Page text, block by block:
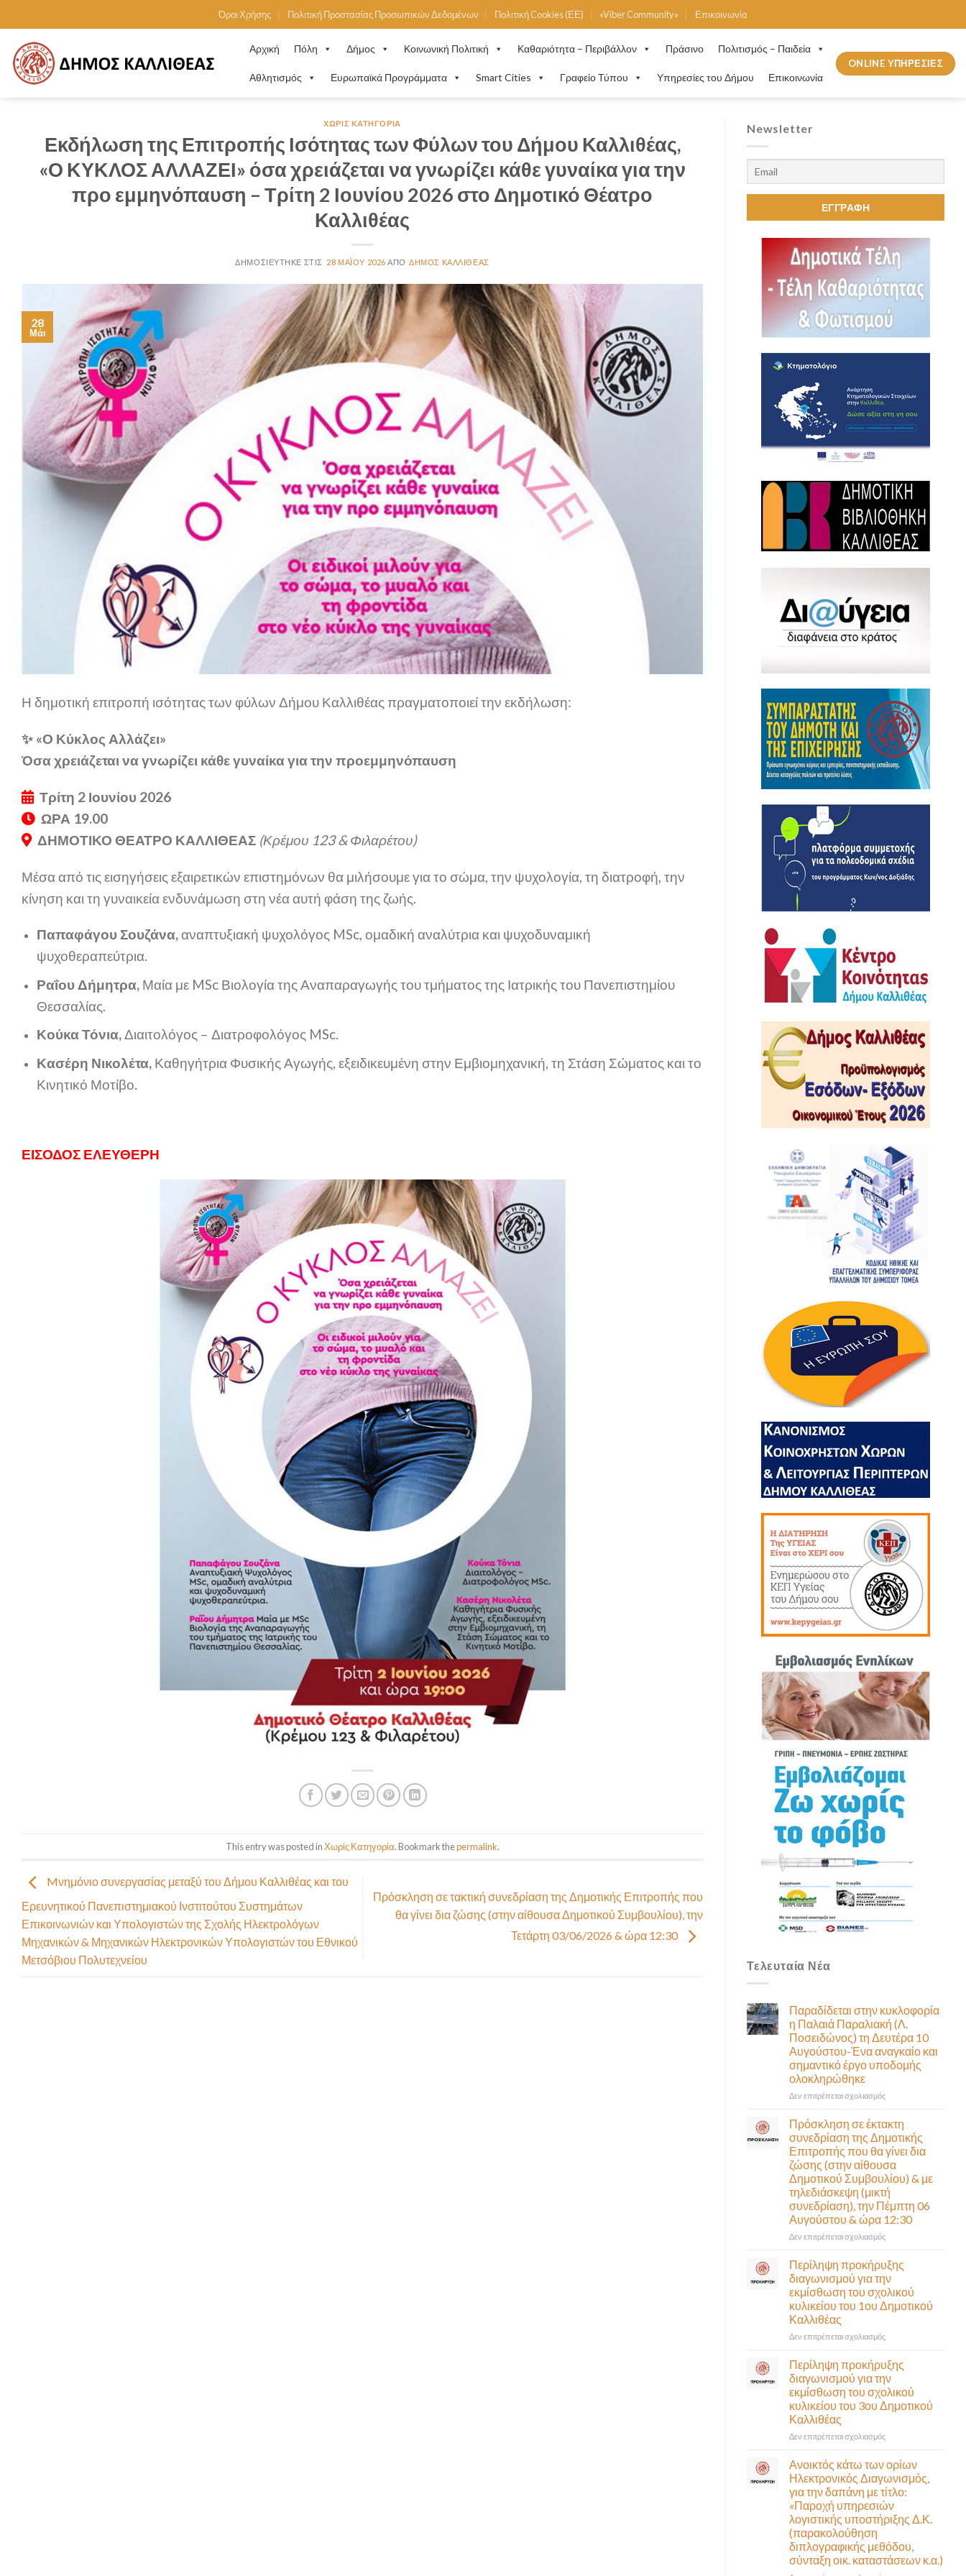
to
content
Όροι Χρήσης Πολιτική Προστασίας Προσωπικών Δεδομένων Πολιτική Cookies (ΕΕ) «Viber Community» Επικοινωνία
Αρχική Πόλη Δήμος Κοινωνική Πολιτική Καθαριότητα – Περιβάλλον Πράσινο Πολιτισμός – Παιδεία
Αθλητισμός Ευρωπαϊκά Προγράμματα Smart Cities Γραφείο Τύπου Υπηρεσίες του Δήμου Επικοινωνία
ONLINE ΥΠΗΡΕΣΙΕΣ
ΧΩΡΊΣ ΚΑΤΗΓΟΡΊΑ
Εκδήλωση της Επιτροπής Ισότητας των Φύλων του Δήμου Καλλιθέας,
«Ο ΚΥΚΛΟΣ ΑΛΛΑΖΕΙ» όσα χρειάζεται να γνωρίζει κάθε γυναίκα για την
προ εμμηνόπαυση – Τρίτη 2 Ιουνίου 2026 στο Δημοτικό Θέατρο
Καλλιθέας
28 ΜΑΪ́ΟΥ 2026 ΔΉΜΟΣ ΚΑΛΛΙΘΈΑΣ
28
Μάι
Η δημοτική επιτροπή ισότητας των φύλων Δήμου Καλλιθέας πραγματοποιεί την εκδήλωση:
✨ «Ο Κύκλος Αλλάζει»
Όσα χρειάζεται να γνωρίζει κάθε γυναίκα για την προεμμηνόπαυση
Τρίτη 2 Ιουνίου 2026
ΩΡΑ 19.00
ΔΗΜΟΤΙΚΟ ΘΕΑΤΡΟ ΚΑΛΛΙΘΕΑΣ (Κρέμου 123 & Φιλαρέτου)
Μέσα από τις εισηγήσεις εξαιρετικών επιστημόνων θα μιλήσουμε για το σώμα, την ψυχολογία, τη διατροφή, την
κίνηση και τη γυναικεία ενδυνάμωση στη νέα αυτή φάση της ζωής.
Παπαφάγου Σουζάνα,αναπτυξιακή ψυχολόγος MSc, ομαδική αναλύτρια και ψυχοδυναμική
ψυχοθεραπεύτρια.
Ραΐου Δήμητρα,Μαία με MSc Βιολογία της Αναπαραγωγής του τμήματος της Ιατρικής του Πανεπιστημίου
Θεσσαλίας.
Κούκα Τόνια,Διαιτολόγος – Διατροφολόγος MSc.
Κασέρη Νικολέτα,Καθηγήτρια Φυσικής Αγωγής, εξειδικευμένη στην Εμβιομηχανική, τη Στάση Σώματος και το
Κινητικό Μοτίβο.
ΕΙΣΟΔΟΣ ΕΛΕΥΘΕΡΗ
This entry was posted inΧωρίς Κατηγορία. Bookmark thepermalink.
Mνημόνιο συνεργασίας μεταξύ του Δήμου Καλλιθέας και του
Ερευνητικού Πανεπιστημιακού Ινστιτούτου Συστημάτων
Επικοινωνιών και Υπολογιστών της Σχολής Ηλεκτρολόγων
Μηχανικών & Μηχανικών Ηλεκτρονικών Υπολογιστών του Εθνικού
Μετσόβιου Πολυτεχνείου
Πρόσκληση σε τακτική συνεδρίαση της Δημοτικής Επιτροπής που
θα γίνει δια ζώσης (στην αίθουσα Δημοτικού Συμβουλίου), την
Τετάρτη 03/06/2026 & ώρα 12:30
Newsletter
Τελευταία Νέα
Παραδίδεται στην κυκλοφορία
η Παλαιά Παραλιακή (Λ.
Ποσειδώνος) τη Δευτέρα 10
Αυγούστου-Ένα αναγκαίο και
σημαντικό έργο υποδομής
ολοκληρώθηκε
Δεν επιτρέπεται σχολιασμόςστο
κυκλοφορία
η
Παλαιά
Παραλιακή
(Λ.
Ποσειδώνος)
τη
Δευτέρα
Αυγούστου-
αναγκαίο
και
σημαντικό
έργο
υποδομής
Πρόσκληση σε έκτακτη
συνεδρίαση της Δημοτικής
Επιτροπής που θα γίνει δια
ζώσης (στην αίθουσα
Δημοτικού Συμβουλίου) & με
τηλεδιάσκεψη (μικτή
συνεδρίαση), την Πέμπτη 06
Αυγούστου & ώρα 12:30
Δεν επιτρέπεται σχολιασμόςστο
σε
έκτακτη
συνεδρίαση
της
Δημοτικής
δια
ζώσης
(στην
αίθουσα
&
τηλεδιάσκεψη
(μικτή
συνεδρίαση),
την
Πέμπτη
06
Αυγούστου
&
ώρα
Περίληψη προκήρυξης
διαγωνισμού για την
εκμίσθωση του σχολικού
κυλικείου του 1ου Δημοτικού
Καλλιθέας
Δεν επιτρέπεται σχολιασμόςστο
προκήρυξης
διαγωνισμού
για
την
εκμίσθωση
1ου
Δημοτικού
Καλλιθέας
Περίληψη προκήρυξης
διαγωνισμού για την
εκμίσθωση του σχολικού
κυλικείου του 3ου Δημοτικού
Καλλιθέας
Δεν επιτρέπεται σχολιασμόςστο
προκήρυξης
διαγωνισμού
για
την
εκμίσθωση
του
κυλικείου
του
Ανοικτός κάτω των ορίων
Ηλεκτρονικός Διαγωνισμός,
για την δαπάνη με τίτλο:
«Παροχή υπηρεσιών
λογιστικής υποστήριξης Δ.Κ.
(παρακολούθηση
διπλογραφικής μεθόδου,
σύνταξη οικ. καταστάσεων κ.α.)